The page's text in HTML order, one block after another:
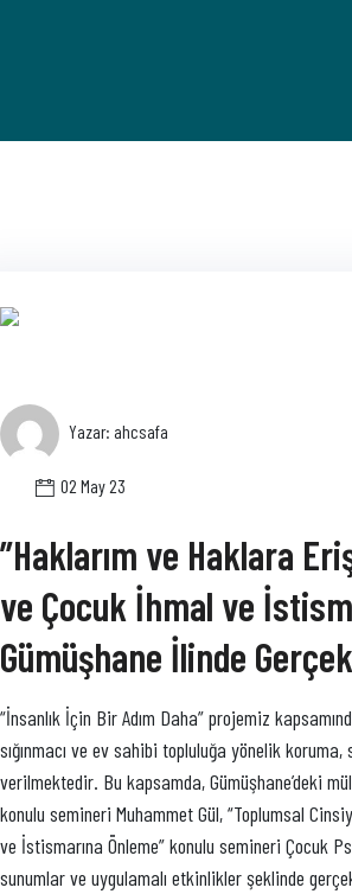
Yazar: ahcsafa
02 May 23
”Haklarım ve Haklara
ve Çocuk İhmal ve
Gümüşhane İlinde
“İnsanlık İçin Bir Adım Daha” projemiz
sığınmacı ve ev sahibi topluluğa yönelik
verilmektedir. Bu kapsamda, Gümüşhane’deki
konulu semineri Muhammet Gül, “Toplumsal
ve İstismarına Önleme” konulu semineri Çocuk
sunumlar ve uygulamalı etkinlikler şeklinde